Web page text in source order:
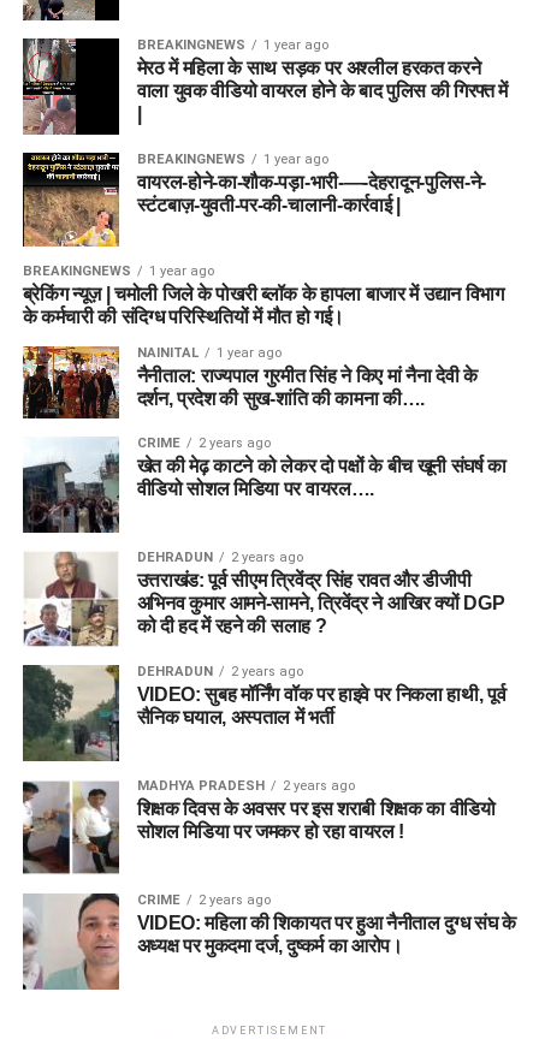
BREAKINGNEWS 1 year ago
मेरठ में महिला के साथ सड़क पर अश्लील हरकत करने
वाला युवक वीडियो वायरल होने के बाद पुलिस की गिरफ्त में
BREAKINGNEWS 1 year ago
वायरल-होने-का-शौक-पड़ा-भारी-—-देहरादून-पुलिस-ने-
स्टंटबाज़-युवती-पर-की-चालानी-कार्रवाई |
BREAKINGNEWS 1 year ago
ब्रेकिंग न्यूज़ | चमोली जिले के पोखरी ब्लॉक के हापला बाजार में उद्यान विभाग
के कर्मचारी की संदिग्ध परिस्थितियों में मौत हो गई।
NAINITAL 1 year ago
नैनीताल: राज्यपाल गुरमीत सिंह ने किए मां नैना देवी के
दर्शन, प्रदेश की सुख-शांति की कामना की….
CRIME 2 years ago
खेत की मेढ़ काटने को लेकर दो पक्षों के बीच खूनी संघर्ष का
वीडियो सोशल मिडिया पर वायरल….
DEHRADUN 2 years ago
उत्तराखंड: पूर्व सीएम त्रिवेंद्र सिंह रावत और डीजीपी
अभिनव कुमार आमने-सामने, त्रिवेंद्र ने आखिर क्यों DGP
को दी हद में रहने की सलाह ?
DEHRADUN 2 years ago
VIDEO: सुबह मॉर्निंग वॉक पर हाइवे पर निकला हाथी, पूर्व
सैनिक घयाल, अस्पताल में भर्ती
MADHYA PRADESH 2 years ago
शिक्षक दिवस के अवसर पर इस शराबी शिक्षक का वीडियो
सोशल मिडिया पर जमकर हो रहा वायरल !
CRIME 2 years ago
VIDEO: महिला की शिकायत पर हुआ नैनीताल दुग्ध संघ के
अध्यक्ष पर मुकदमा दर्ज, दुष्कर्म का आरोप।
ADVERTISEMENT